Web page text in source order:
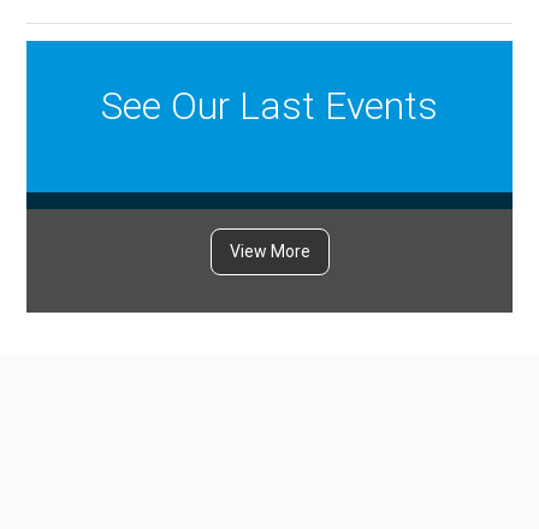
See Our Last Events
View More